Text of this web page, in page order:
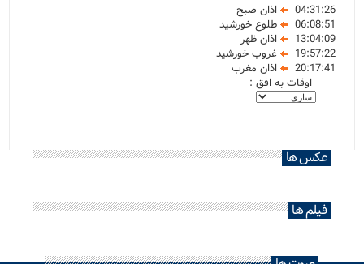
04:31:26
اذان صبح
06:08:51
طلوع خورشید
13:04:09
اذان ظهر
19:57:22
غروب خورشید
20:17:41
اذان مغرب
اوقات به افق :
عکس ها
فیلم ها